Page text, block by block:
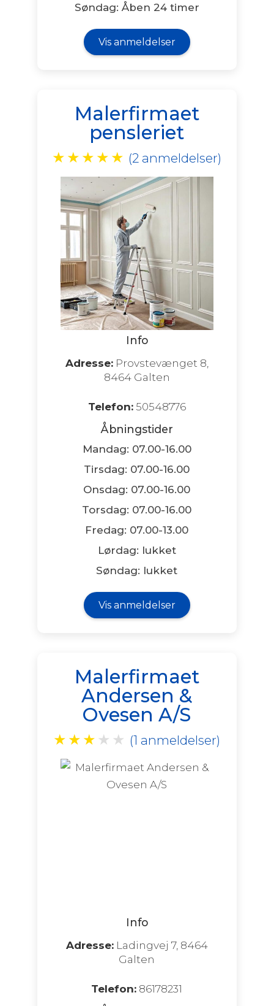
Søndag: Åben 24 timer
Vis anmeldelser
Malerfirmaet
pensleriet
★ ★ ★ ★ ★ (2 anmeldelser)
Info
Adresse:Provstevænget 8,
8464 Galten
Telefon:50548776
Åbningstider
Mandag: 07.00-16.00
Tirsdag: 07.00-16.00
Onsdag: 07.00-16.00
Torsdag: 07.00-16.00
Fredag: 07.00-13.00
Lørdag: lukket
Søndag: lukket
Vis anmeldelser
Malerfirmaet
Andersen &
Ovesen A/S
★ ★ ★ ★ ★ (1 anmeldelser)
Info
Adresse:Ladingvej 7, 8464
Galten
Telefon: 86178231